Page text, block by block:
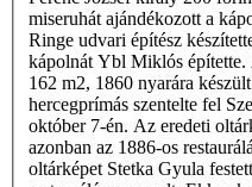
miseruhát ajándékozott a
Ringe udvari építész
kápolnát Ybl Miklós építette.
162 m2, 1860 nyarára
hercegprímás szentelte fel
október 7-én. Az eredeti
azonban az 1886-os
oltárképet Stetka Gyula